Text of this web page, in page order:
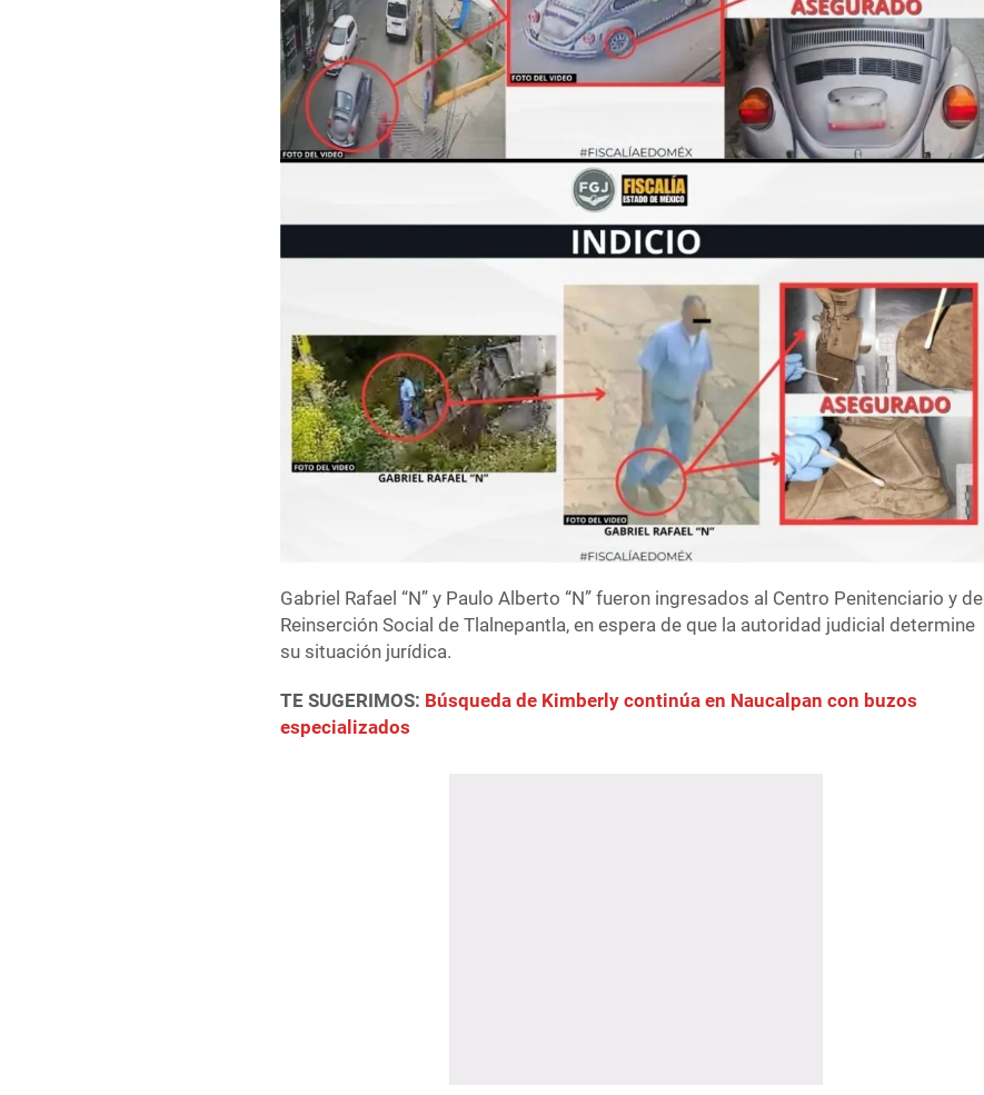
Gabriel Rafael “N” y Paulo Alberto “N” fueron ingresados al Centro Penitenciario y de
Reinserción Social de Tlalnepantla, en espera de que la autoridad judicial determine
su situación jurídica.
TE SUGERIMOS: Búsqueda de Kimberly continúa en Naucalpan con buzos
especializados